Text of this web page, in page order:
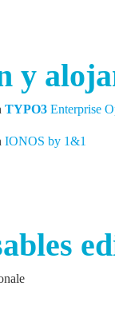
y
TYPO3 Enterprise
IONOS by 1&1